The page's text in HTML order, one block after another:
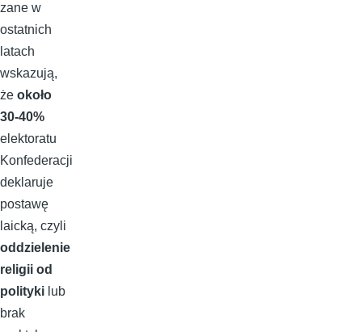
zane w
ostatnich
latach
wskazują,
że około
30-40%
elektoratu
Konfederacji
deklaruje
postawę
laicką, czyli
oddzielenie
religii od
polityki lub
brak